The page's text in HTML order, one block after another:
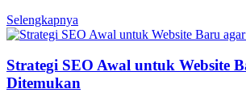
Selengkapnya
Strategi SEO Awal untuk Website
Ditemukan